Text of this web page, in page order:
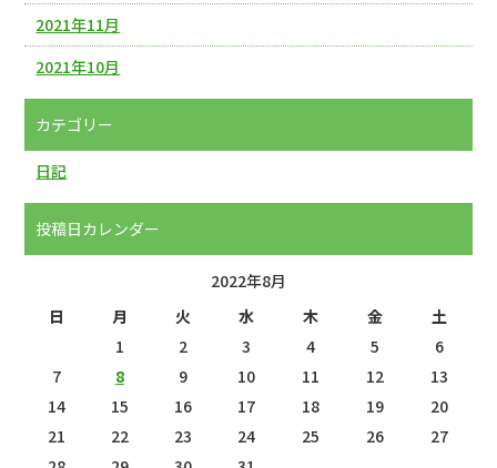
2021年11月
2021年10月
カテゴリー
日記
投稿日カレンダー
2022年8月
日
月 火 水 木 金
土
1
2 3 4 5
6
7
8 9 10 11 12
13
14
15 16 17 18 19
20
21
22 23 24 25 26
27